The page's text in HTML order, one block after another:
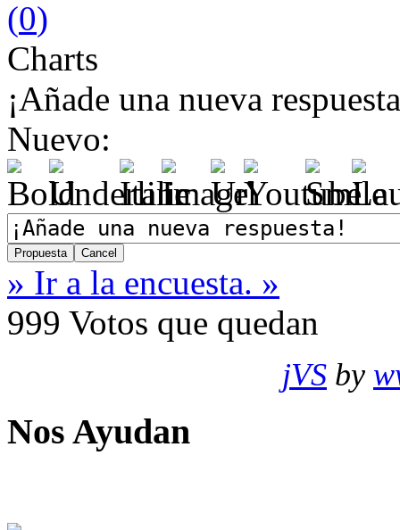
(0)
Charts
¡Añade una nueva
Nuevo:
» Ir a la encuesta. »
999 Votos que quedan
jVS by
Nos Ayudan